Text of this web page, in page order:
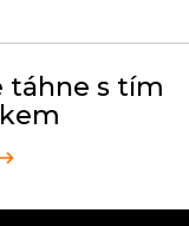
táhne s tím